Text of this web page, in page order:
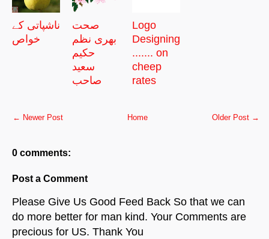
ناشپاتی کے
خواص
صحت
بھری نظم
حکیم
سعید
صاحب
Logo
Designing
....... on
cheep
rates
← Newer Post Older Post →
Home
0 comments:
Post a Comment
Please Give Us Good Feed Back So that we can
do more better for man kind. Your Comments are
precious for US. Thank You